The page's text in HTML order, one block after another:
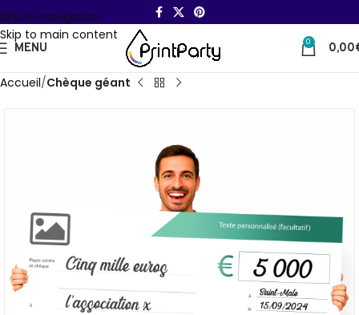
Skip to navigation
Skip to main content
MENU 0 0,00
Accueil Chèque géant